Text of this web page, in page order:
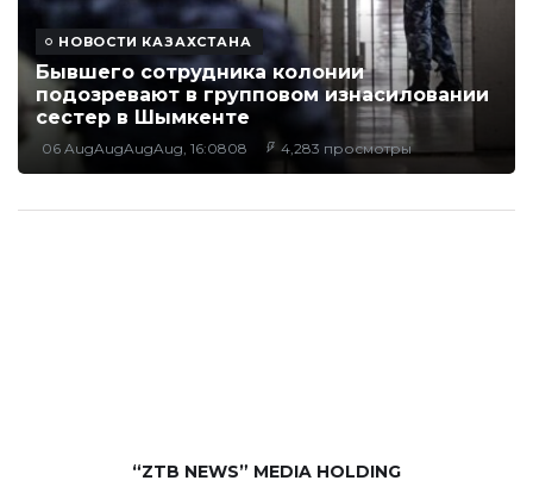
НОВОСТИ КАЗАХСТАНА
Бывшего сотрудника колонии
подозревают в групповом изнасиловании
сестер в Шымкенте
06 AugAugAugAug, 16:0808 4,283 просмотры
“ZTB NEWS” MEDIA HOLDING